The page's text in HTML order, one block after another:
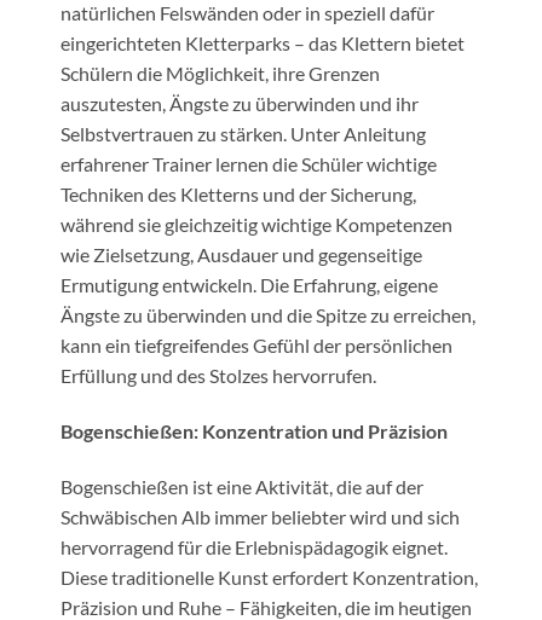
natürlichen Felswänden oder in speziell dafür
eingerichteten Kletterparks – das Klettern bietet
Schülern die Möglichkeit, ihre Grenzen
auszutesten, Ängste zu überwinden und ihr
Selbstvertrauen zu stärken. Unter Anleitung
erfahrener Trainer lernen die Schüler wichtige
Techniken des Kletterns und der Sicherung,
während sie gleichzeitig wichtige Kompetenzen
wie Zielsetzung, Ausdauer und gegenseitige
Ermutigung entwickeln. Die Erfahrung, eigene
Ängste zu überwinden und die Spitze zu erreichen,
kann ein tiefgreifendes Gefühl der persönlichen
Erfüllung und des Stolzes hervorrufen.
Bogenschießen: Konzentration und Präzision
Bogenschießen ist eine Aktivität, die auf der
Schwäbischen Alb immer beliebter wird und sich
hervorragend für die Erlebnispädagogik eignet.
Diese traditionelle Kunst erfordert Konzentration,
Präzision und Ruhe – Fähigkeiten, die im heutigen